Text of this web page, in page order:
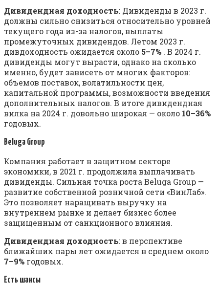
Дивидендная доходность: Дивиденды в 2023 г.
должны сильно снизиться относительно уровней
текущего года из-за налогов, выплаты
промежуточных дивидендов. Летом 2023 г.
дивдоходность ожидается около 5–7% . В 2024 г.
дивиденды могут вырасти, однако на сколько
именно, будет зависеть от многих факторов:
объемов поставок, волатильности цен,
капитальной программы, возможности введения
дополнительных налогов. В итоге дивидендная
вилка на 2024 г. довольно широкая — около 10–36%
годовых.
Beluga Group
Компания работает в защитном секторе
экономики, в 2021 г. продолжила выплачивать
дивиденды. Сильная точка роста Beluga Group —
развитие собственной розничной сети «ВинЛаб».
Это позволяет наращивать выручку на
внутреннем рынке и делает бизнес более
защищенным от санкционного влияния.
Дивидендная доходность: в перспективе
ближайших пары лет ожидается в среднем около
7–9% годовых.
Есть шансы